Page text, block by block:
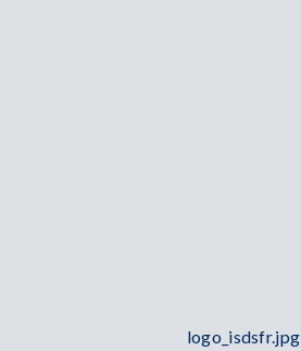
logo_isdsfr.jpg